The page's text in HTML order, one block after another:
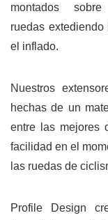
montados
ruedas
el inflado.
Nuestros
hechas de un
entre las mejores
facilidad en el
las ruedas de
Profile Design